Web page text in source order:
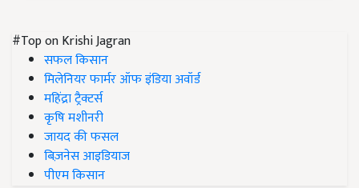
#Top on Krishi Jagran
सफल किसान
मिलेनियर फार्मर ऑफ इंडिया अवॉर्ड
महिंद्रा ट्रैक्टर्स
कृषि मशीनरी
जायद की फसल
बिज़नेस आइडियाज
पीएम किसान